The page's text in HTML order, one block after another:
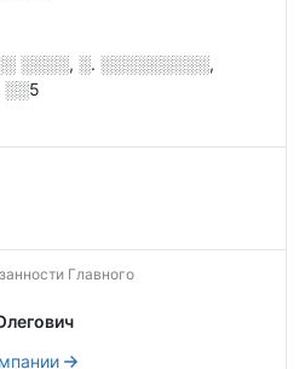
░░░░, ░. ░░░░░░░░░,
░░5
Главного